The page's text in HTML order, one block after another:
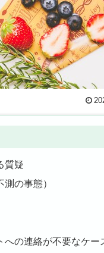
質疑
の事態）
の連絡が不要なケー